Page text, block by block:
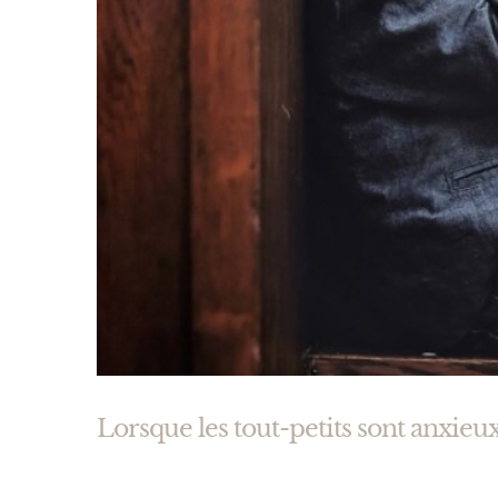
Lorsque les tout-petits sont